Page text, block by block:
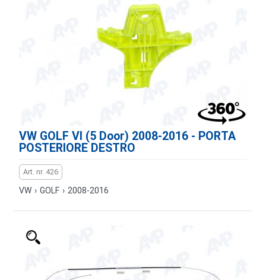
VW GOLF VI (5 Door) 2008-2016 - PORTA
POSTERIORE DESTRO
Art. nr. 426
VW › GOLF › 2008-2016